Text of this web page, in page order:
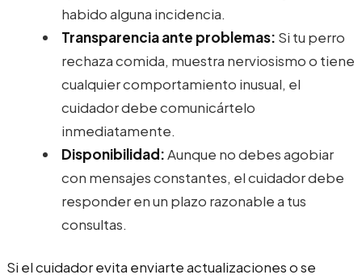
habido alguna incidencia.
Transparencia ante problemas: Si tu perro
rechaza comida, muestra nerviosismo o tiene
cualquier comportamiento inusual, el
cuidador debe comunicártelo
inmediatamente.
Disponibilidad:Aunque no debes agobiar
con mensajes constantes, el cuidador debe
responder en un plazo razonable a tus
consultas.
Si el cuidador evita enviarte actualizaciones o se